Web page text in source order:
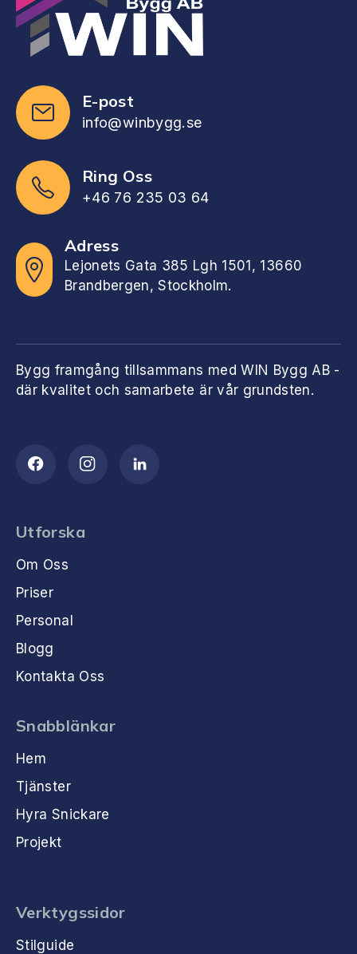
E-post
info@winbygg.se
Ring Oss
+46 76 235 03 64
Adress
Lejonets Gata 385 Lgh 1501, 13660
Brandbergen, Stockholm.
Bygg framgång tillsammans med WIN Bygg AB -
där kvalitet och samarbete är vår grundsten.
Utforska
Om Oss
Priser
Personal
Blogg
Kontakta Oss
Snabblänkar
Hem
Tjänster
Hyra Snickare
Projekt
Verktygssidor
Stilguide